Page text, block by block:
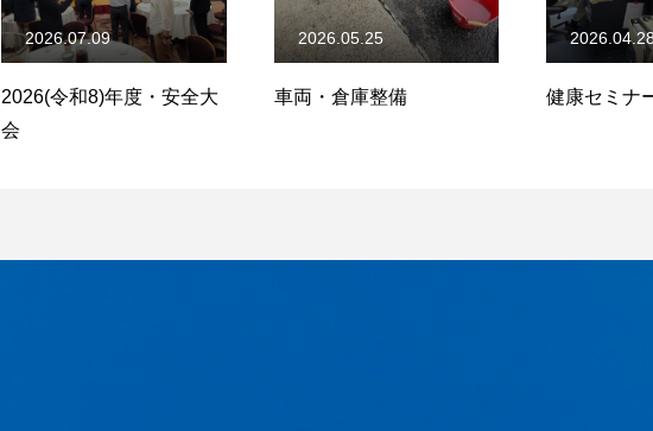
2026(令和8)年度・安全大
会
2026.07.09
車両・倉庫整備
2026.05.25
健康セミナ